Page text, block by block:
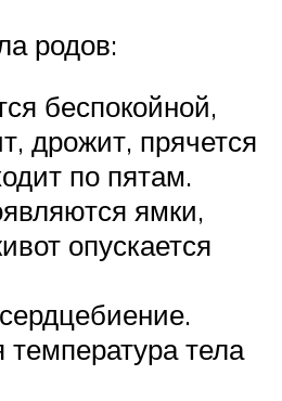
родов:
беспокойной,
дрожит, прячется
по пятам.
ямки,
опускается
тела